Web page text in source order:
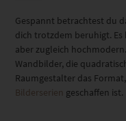
Gespannt betrachtest du
dich trotzdem beruhigt.
aber zugleich
Wandbilder, die
Raumgestalter das
Bilderserien geschaffen ist.